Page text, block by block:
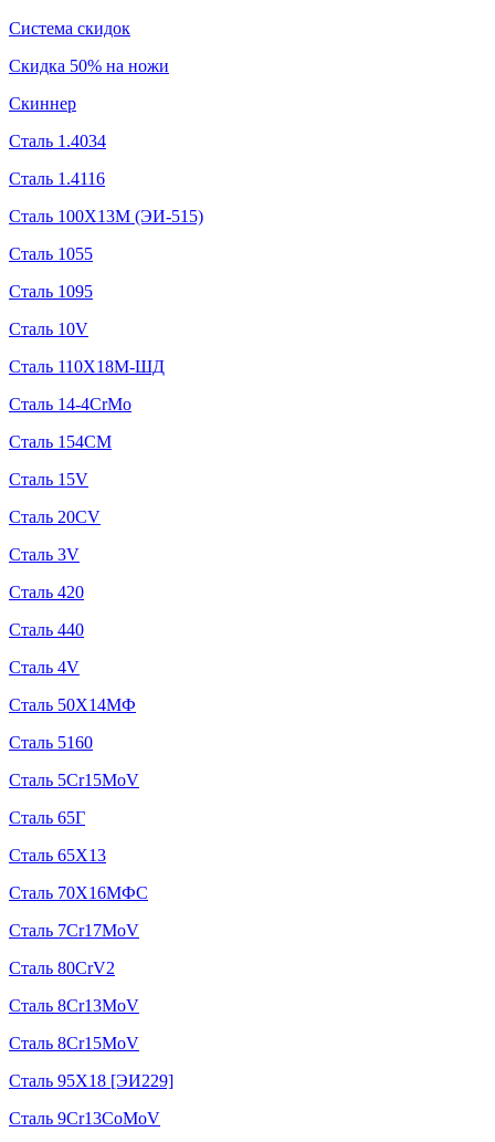
Система скидок
Скидка 50% на ножи
Скиннер
Сталь 1.4034
Сталь 1.4116
Сталь 100Х13М (ЭИ-515)
Сталь 1055
Сталь 1095
Сталь 10V
Сталь 110Х18М-ШД
Сталь 14-4CrMo
Сталь 154CM
Сталь 15V
Сталь 20CV
Сталь 3V
Сталь 420
Сталь 440
Сталь 4V
Сталь 50Х14МФ
Сталь 5160
Сталь 5Cr15MoV
Сталь 65Г
Сталь 65Х13
Сталь 70Х16МФС
Сталь 7Cr17MoV
Сталь 80CrV2
Сталь 8Cr13MoV
Сталь 8Cr15MoV
Сталь 95Х18 [ЭИ229]
Сталь 9Cr13CoMoV